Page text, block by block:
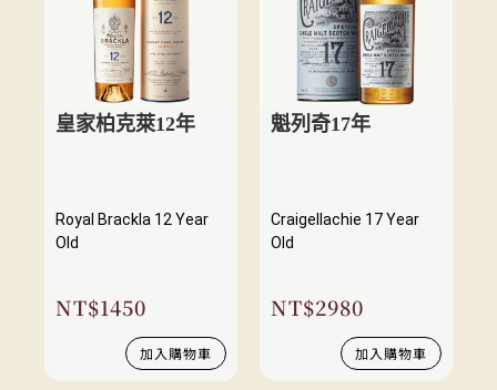
皇家柏克萊12年
Royal Brackla 12 Year
Old
NT$1450
加入購物車
魁列奇17年
Craigellachie 17 Year
Old
NT$2980
加入購物車